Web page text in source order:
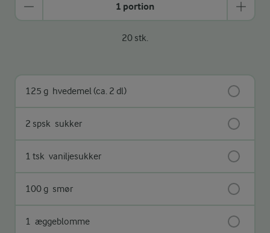
1 portion
20 stk.
125 g hvedemel (ca. 2 dl)
2 spsk sukker
1 tsk vaniljesukker
100 g smør
1 æggeblomme